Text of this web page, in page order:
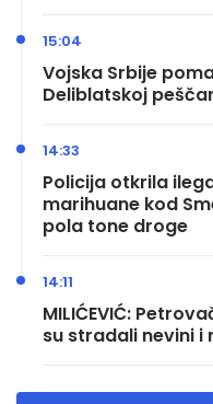
Vojska Srbije
Deliblatskoj
15:04
Policija otkrila
marihuane kod
pola tone droge
14:33
MILIĆEVIĆ:
su stradali nevini i
14:11